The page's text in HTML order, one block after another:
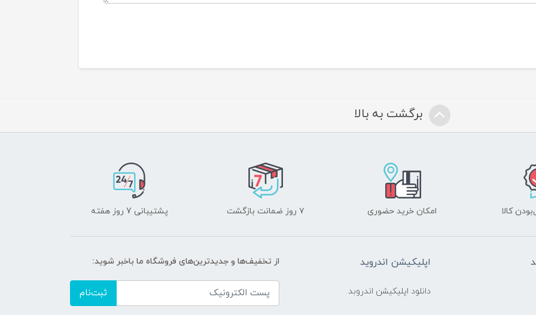
برگشت به بالا
کالا امکان خرید حضوری ۷ روز ضمانت بازگشت پشتیبانی 7 روز هفته
اپلیکیشن اندروید
دانلود اپلیکیشن اندروبد
از تخفیف‌ها و جدیدترین‌های فروشگاه ما باخبر شوید:
ثبت‌نام